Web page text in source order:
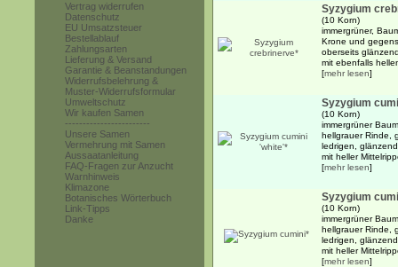
Vertrag widerrufen
Datenschutz
EU Umsatzsteuer
Bestellablauf
Zahlungsarten
Lieferung & Versand
Garantie & Beanstandungen
Widerrufsbelehrung &
Muster-Widerrufsformular
Umweltschutz
Wir kaufen Samen
------------------------
Unsere Samen
Vermehrung mit Samen
Aussaatanleitung
FAQ-Fragen zur Anzucht
Warnhinweis
Klimazone
Botanisches Wörterbuch
Link-Tipps
Danke
Syzygium
(10 Korn)
immergrüner,
Krone und
oberseits
mit ebenfalls
[mehr lesen]
Syzygium
(10 Korn)
immergrüner
hellgrauer Rinde,
ledrigen,
mit heller
[mehr lesen]
Syzygium
(10 Korn)
immergrüner
hellgrauer Rinde,
ledrigen,
mit heller
[mehr lesen]